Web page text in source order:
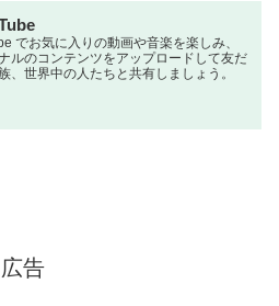
でお気に入りの動画や音楽を楽しみ、
ルのコンテンツをアップロードして友だ
、世界中の人たちと共有しましょう。
広告